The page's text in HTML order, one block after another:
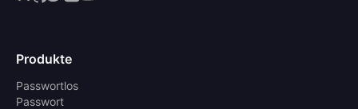
Produkte
Passwortlos
Passwort